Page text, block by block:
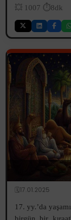
💥 1007 ⏱️8dk
🗓️17.01.2025
17. yy.’da